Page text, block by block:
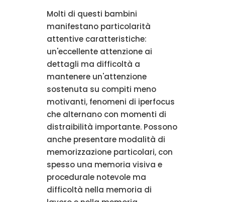
Molti di questi bambini
manifestano particolarità
attentive caratteristiche:
un'eccellente attenzione ai
dettagli ma difficoltà a
mantenere un'attenzione
sostenuta su compiti meno
motivanti, fenomeni di iperfocus
che alternano con momenti di
distraibilità importante. Possono
anche presentare modalità di
memorizzazione particolari, con
spesso una memoria visiva e
procedurale notevole ma
difficoltà nella memoria di